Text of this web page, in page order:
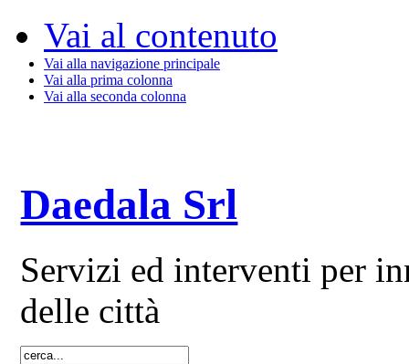
Vai al contenuto
Vai alla navigazione principale
Vai alla prima colonna
Vai alla seconda colonna
Daedala Srl
Servizi ed interventi per
delle città